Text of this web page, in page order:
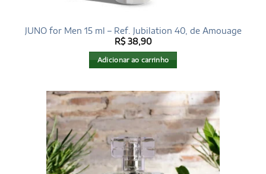
JUNO for Men 15 ml – Ref. Jubilation 40, de Amouage
R$38,90
Adicionar ao carrinho